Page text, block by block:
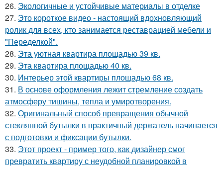
26. Экологичные и устойчивые материалы в отделке
27. Это короткое видео - настоящий вдохновляющий
ролик для всех, кто занимается реставрацией мебели и
"Переделкой".
28. Эта уютная квартира площадью 39 кв.
29. Эта квартира площадью 40 кв.
30. Интерьер этой квартиры площадью 68 кв.
31. В основе оформления лежит стремление создать
атмосферу тишины, тепла и умиротворения.
32. Оригинальный способ превращения обычной
стеклянной бутылки в практичный держатель начинается
с подготовки и фиксации бутылки.
33. Этот проект - пример того, как дизайнер смог
превратить квартиру с неудобной планировкой в